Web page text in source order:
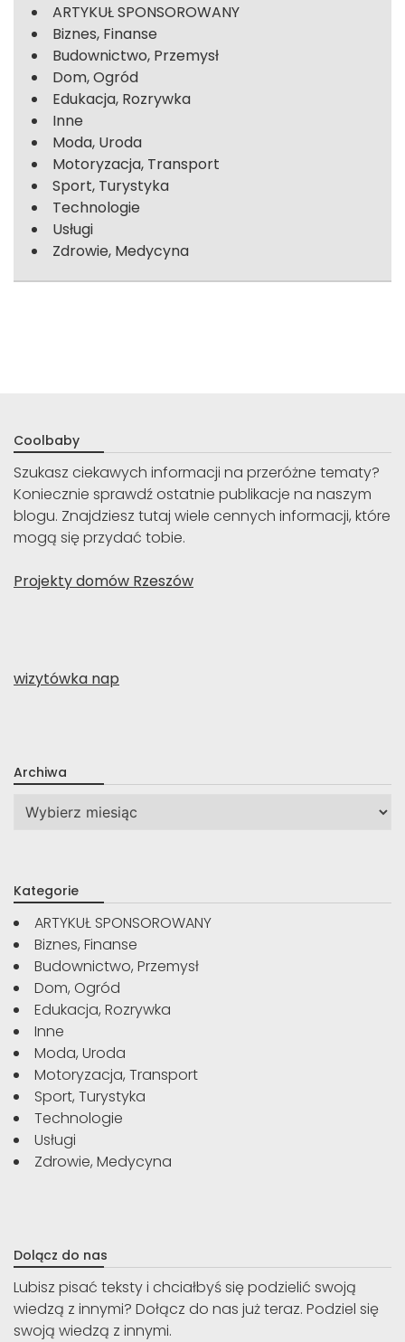
ARTYKUŁ SPONSOROWANY
Biznes, Finanse
Budownictwo, Przemysł
Dom, Ogród
Edukacja, Rozrywka
Inne
Moda, Uroda
Motoryzacja, Transport
Sport, Turystyka
Technologie
Usługi
Zdrowie, Medycyna
Coolbaby
Szukasz ciekawych informacji na przeróżne tematy?
Koniecznie sprawdź ostatnie publikacje na naszym
blogu. Znajdziesz tutaj wiele cennych informacji, które
mogą się przydać tobie.
Projekty domów Rzeszów
wizytówka nap
Archiwa
Archiwa
Kategorie
ARTYKUŁ SPONSOROWANY
Biznes, Finanse
Budownictwo, Przemysł
Dom, Ogród
Edukacja, Rozrywka
Inne
Moda, Uroda
Motoryzacja, Transport
Sport, Turystyka
Technologie
Usługi
Zdrowie, Medycyna
Dolącz do nas
Lubisz pisać teksty i chciałbyś się podzielić swoją
wiedzą z innymi? Dołącz do nas już teraz. Podziel się
swoją wiedzą z innymi.